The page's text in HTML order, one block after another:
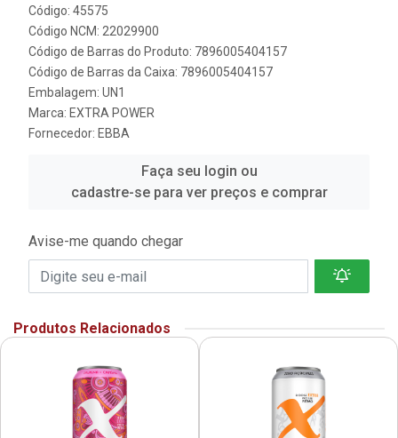
Código: 45575
Código NCM: 22029900
Código de Barras do Produto: 7896005404157
Código de Barras da Caixa: 7896005404157
Embalagem: UN1
Marca: EXTRA POWER
Fornecedor: EBBA
Faça seu login ou
cadastre-se para ver preços e comprar
Avise-me quando chegar
Produtos Relacionados